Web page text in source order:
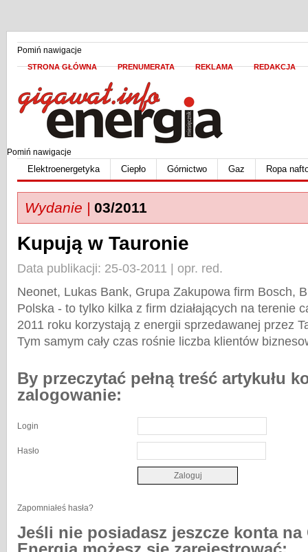
Pomiń nawigacje
STRONA GŁÓWNA PRENUMERATA REKLAMA REDAKCJA
Pomiń nawigacje
Elektroenergetyka Ciepło Górnictwo Gaz Ropa
Wydanie | 03/2011
Kupują w Tauronie
Data publikacji: 25-03-2011 | opr. red.
Neonet, Lukas Bank, Grupa Zakupowa firm Bosch,
Polska - to tylko kilka z firm działających na terenie
2011 roku korzystają z energii sprzedawanej przez
Tym samym cały czas rośnie liczba klientów
By przeczytać pełną treść artykułu
zalogowanie:
Login
Hasło
Zapomniałeś hasła?
Jeśli nie posiadasz jeszcze konta na